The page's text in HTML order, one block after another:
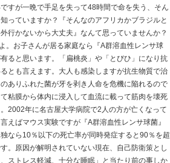
ログ> 人喰いバクテリア
院長ブログ
勿論恐いですが一晩で手足を失っ
の存在を知っていますか？『そん
。私は海外行かないから大丈夫』